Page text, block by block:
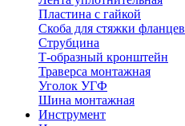
Пластина с гайкой
Скоба для стяжки фланцев
Струбцина
Т-образный кронштейн
Траверса монтажная
Уголок УГФ
Шина монтажная
Инструмент